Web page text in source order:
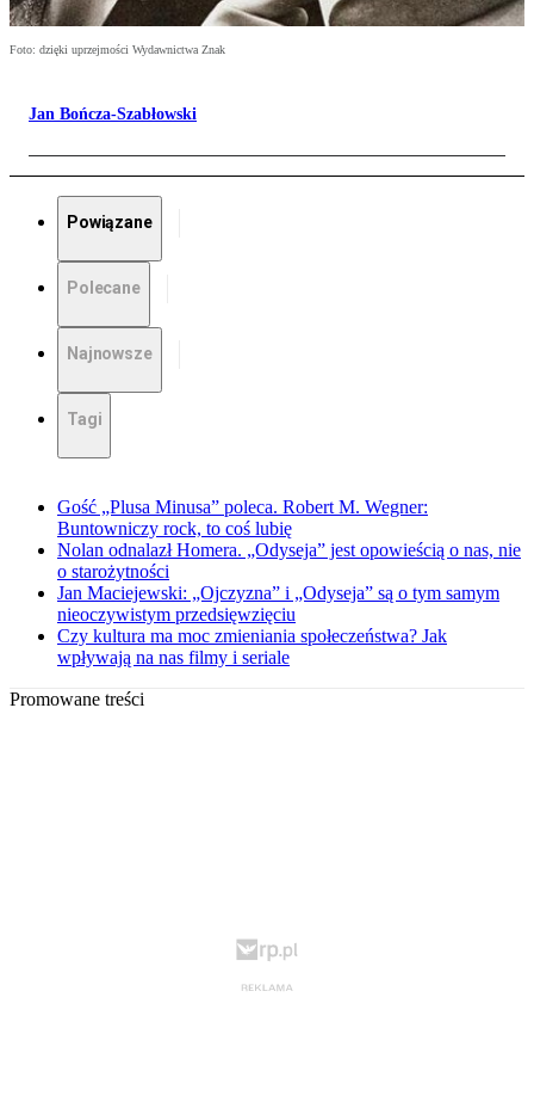
Foto: dzięki uprzejmości Wydawnictwa Znak
Jan Bończa-Szabłowski
Powiązane
Polecane
Najnowsze
Tagi
Gość „Plusa Minusa” poleca. Robert M. Wegner:
Buntowniczy rock, to coś lubię
Nolan odnalazł Homera. „Odyseja” jest opowieścią o nas, nie
o starożytności
Jan Maciejewski: „Ojczyzna” i „Odyseja” są o tym samym
nieoczywistym przedsięwzięciu
Czy kultura ma moc zmieniania społeczeństwa? Jak
wpływają na nas filmy i seriale
Promowane treści